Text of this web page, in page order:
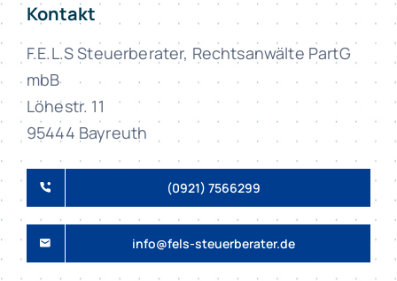
Kontakt
F.E.L.S Steuerberater, Rechtsanwälte PartG
mbB
Löhestr. 11
95444 Bayreuth
(0921) 7566299
info@fels-steuerberater.de